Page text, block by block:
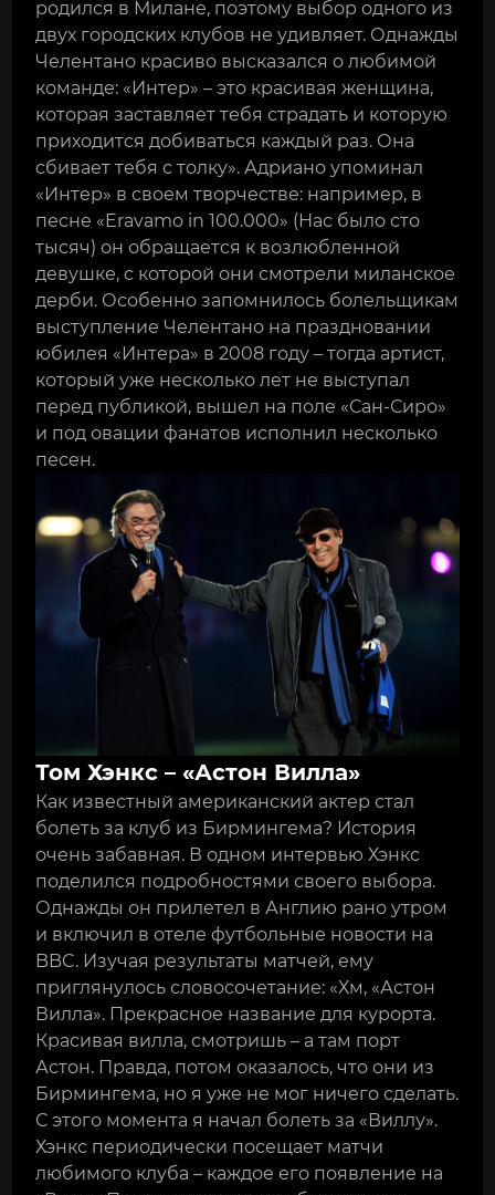
родился в Милане, поэтому выбор одного из
двух городских клубов не удивляет. Однажды
Челентано красиво высказался о любимой
команде: «Интер» – это красивая женщина,
которая заставляет тебя страдать и которую
приходится добиваться каждый раз. Она
сбивает тебя с толку». Адриано упоминал
«Интер» в своем творчестве: например, в
песне «Eravamo in 100.000» (Нас было сто
тысяч) он обращается к возлюбленной
девушке, с которой они смотрели миланское
дерби. Особенно запомнилось болельщикам
выступление Челентано на праздновании
юбилея «Интера» в 2008 году – тогда артист,
который уже несколько лет не выступал
перед публикой, вышел на поле «Сан-Сиро»
и под овации фанатов исполнил несколько
песен.
Том Хэнкс – «Астон Вилла»
Как известный американский актер стал
болеть за клуб из Бирмингема? История
очень забавная. В одном интервью Хэнкс
поделился подробностями своего выбора.
Однажды он прилетел в Англию рано утром
и включил в отеле футбольные новости на
BBC. Изучая результаты матчей, ему
приглянулось словосочетание: «Хм, «Астон
Вилла». Прекрасное название для курорта.
Красивая вилла, смотришь – а там порт
Астон. Правда, потом оказалось, что они из
Бирмингема, но я уже не мог ничего сделать.
С этого момента я начал болеть за «Виллу».
Хэнкс периодически посещает матчи
любимого клуба – каждое его появление на